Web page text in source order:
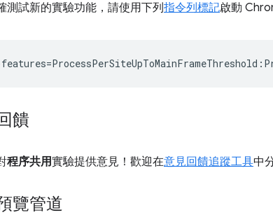
測試新的實驗功能，請使用下列指令列標記啟動
features=ProcessPerSiteUpToMainFrameThreshold :
饋
程序共用實驗提供意見！歡迎在意見回饋追蹤工具中
覽管道